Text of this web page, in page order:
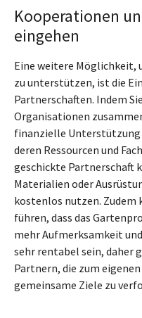
Kooperationen
eingehen
Eine weitere
zu unterstützen, ist die
Partnerschaften. Indem
Organisationen
finanzielle Unterstützung
deren Ressourcen und
geschickte Partnerschaft
Materialien oder
kostenlos nutzen. Zudem
führen, dass das
mehr Aufmerksamkeit
sehr rentabel sein, daher
Partnern, die zum
gemeinsame Ziele zu